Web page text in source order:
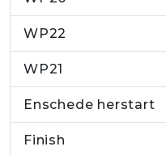
WP22
WP21
Enschede herstart
Finish